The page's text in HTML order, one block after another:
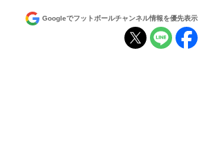
Googleでフットボールチャンネル情報を優先表示